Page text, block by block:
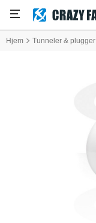
Hjem Tunneler & plugger